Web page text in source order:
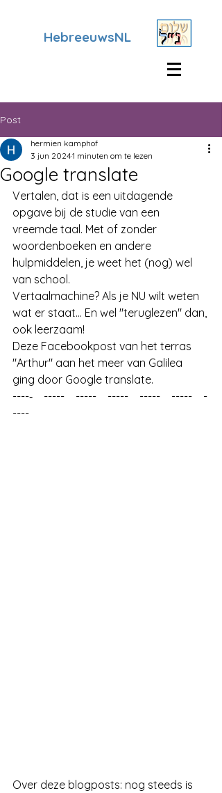
HebreeuwsNL
Post
Google translate
hermien kamphof
3 jun 20241 minuten om te lezen
Vertalen, dat is een uitdagende
opgave bij de studie van een
vreemde taal. Met of zonder
woordenboeken en andere
hulpmiddelen, je weet het (nog) wel
van school.
Vertaalmachine? Als je NU wilt weten
wat er staat... En wel "teruglezen" dan,
ook leerzaam!
Deze Facebookpost van het terras
"Arthur" aan het meer van Galilea
ging door Google translate.
----‐    -----    -----    -----    -----    -----    -
----
Over deze blogposts: nog steeds is